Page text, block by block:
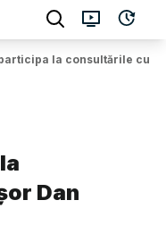
participa la consultările cu
Dan